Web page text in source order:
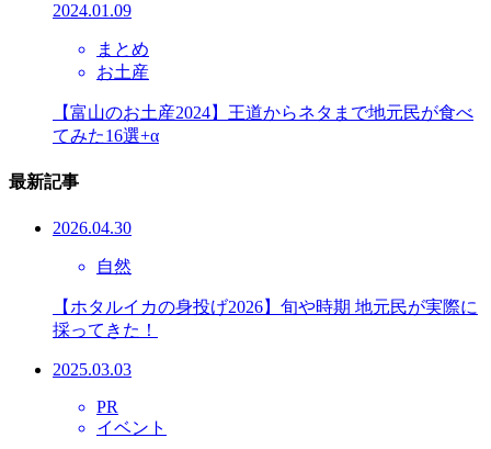
2024.01.09
まとめ
お土産
【富山のお土産2024】王道からネタまで地元民が食べ
てみた16選+α
最新記事
2026.04.30
自然
【ホタルイカの身投げ2026】旬や時期 地元民が実際に
採ってきた！
2025.03.03
PR
イベント